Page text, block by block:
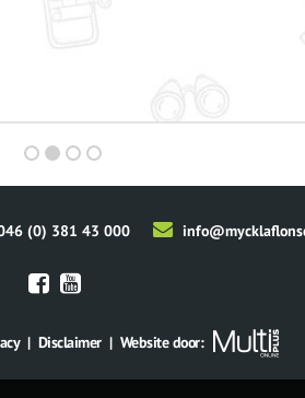
(0) 381 43 000
| Disclaimer | Website door: